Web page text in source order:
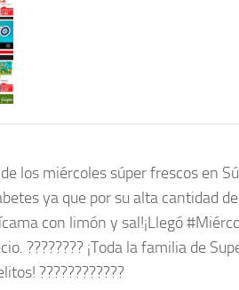
los miércoles súper frescos en
ya que por su alta cantidad
con limón y sal!¡Llegó
???????? ¡Toda la familia de
????????????